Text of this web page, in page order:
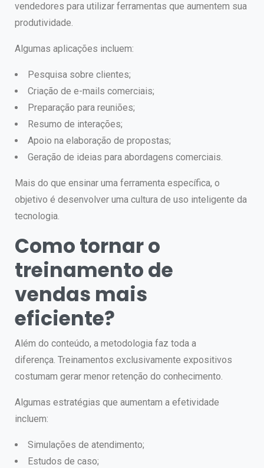
vendedores para utilizar ferramentas que aumentem sua
produtividade.
Algumas aplicações incluem:
Pesquisa sobre clientes;
Criação de e-mails comerciais;
Preparação para reuniões;
Resumo de interações;
Apoio na elaboração de propostas;
Geração de ideias para abordagens comerciais.
Mais do que ensinar uma ferramenta específica, o
objetivo é desenvolver uma cultura de uso inteligente da
tecnologia.
Como tornar o
treinamento de
vendas mais
eficiente?
Além do conteúdo, a metodologia faz toda a
diferença. Treinamentos exclusivamente expositivos
costumam gerar menor retenção do conhecimento.
Algumas estratégias que aumentam a efetividade
incluem:
Simulações de atendimento;
Estudos de caso;